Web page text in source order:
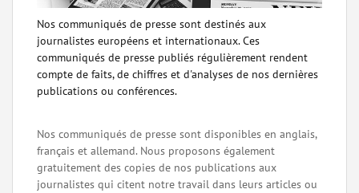
Nos communiqués de presse sont destinés aux
journalistes européens et internationaux. Ces
communiqués de presse publiés régulièrement rendent
compte de faits, de chiffres et d'analyses de nos dernières
publications ou conférences.
Nos communiqués de presse sont disponibles en anglais,
français et allemand. Nous proposons également
gratuitement des copies de nos publications aux
journalistes qui citent notre travail dans leurs articles ou